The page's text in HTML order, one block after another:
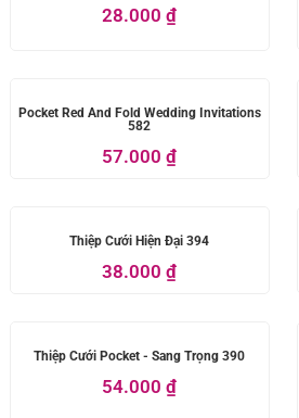
28.000₫
Pocket Red And Fold Wedding Invitations
582
57.000₫
Thiệp Cưới Hiện Đại 394
38.000₫
Thiệp Cưới Pocket - Sang Trọng 390
54.000₫